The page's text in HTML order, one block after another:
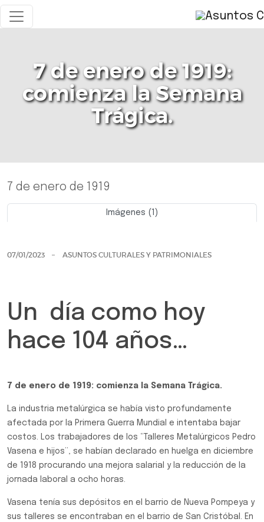
7 de enero de 1919:
comienza la Semana
Trágica.
7 de enero de 1919
Imágenes (1)
07/01/2023 ASUNTOS CULTURALES Y PATRIMONIALES
Un día como hoy
hace 104 años…
7 de enero de 1919: comienza la Semana Trágica.
La industria metalúrgica se había visto profundamente
afectada por la Primera Guerra Mundial e intentaba bajar
costos. Los trabajadores de los “Talleres Metalúrgicos Pedro
Vasena e hijos”, se habían declarado en huelga en diciembre
de 1918 procurando una mejora salarial y la reducción de la
jornada laboral a ocho horas.
Vasena tenía sus depósitos en el barrio de Nueva Pompeya y
sus talleres se encontraban en el barrio de San Cristóbal. En